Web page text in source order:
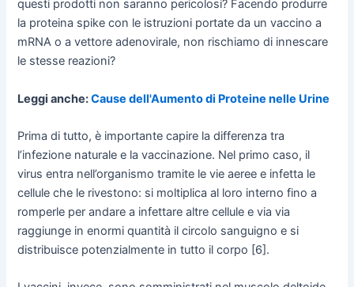
questi prodotti non saranno pericolosi? Facendo produrre
la proteina spike con le istruzioni portate da un vaccino a
mRNA o a vettore adenovirale, non rischiamo di innescare
le stesse reazioni?
Leggi anche:Cause dell'Aumento di Proteine nelle Urine
Prima di tutto, è importante capire la differenza tra
l’infezione naturale e la vaccinazione. Nel primo caso, il
virus entra nell’organismo tramite le vie aeree e infetta le
cellule che le rivestono: si moltiplica al loro interno fino a
romperle per andare a infettare altre cellule e via via
raggiunge in enormi quantità il circolo sanguigno e si
distribuisce potenzialmente in tutto il corpo [6].